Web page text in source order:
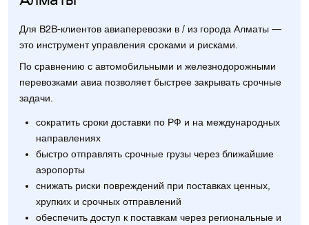
Для B2B-клиентов авиаперевозки в / из города Алматы —
это инструмент управления сроками и рисками.
По сравнению с автомобильными и железнодорожными
перевозками авиа позволяет быстрее закрывать срочные
задачи.
сократить сроки доставки по РФ и на международных
направлениях
быстро отправлять срочные грузы через ближайшие
аэропорты
снижать риски повреждений при поставках ценных,
хрупких и срочных отправлений
обеспечить доступ к поставкам через региональные и